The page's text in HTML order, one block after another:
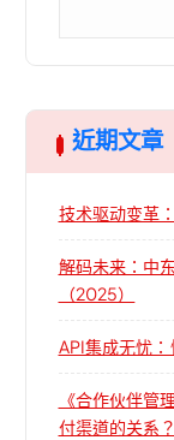
近期文章
技术驱动变革
解码未来：中
（2025）
API集成无忧
《合作伙伴管
付渠道的关系？